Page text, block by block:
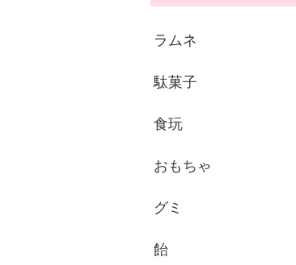
ラムネ
駄菓子
食玩
おもちゃ
グミ
飴